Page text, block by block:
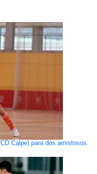
Calpe) para dos amistosos